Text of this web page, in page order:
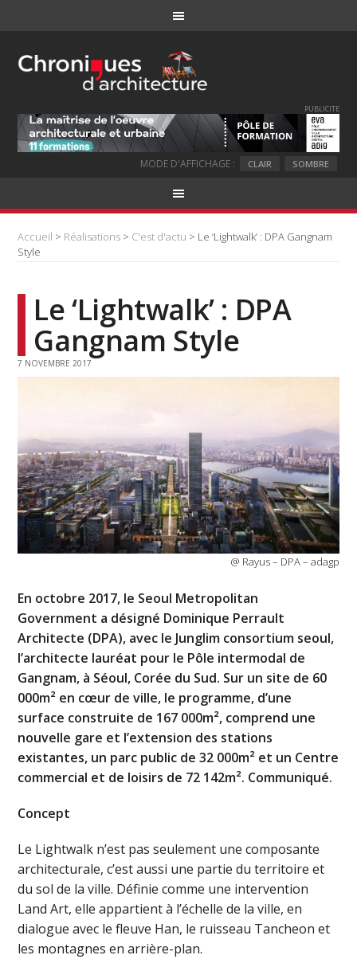
PUBLICITE
MODE D'AFFICHAGE : CLAIR SOMBRE
Accueil > Réalisations > C'est d'actu > Le ‘Lightwalk’ : DPA Gangnam
Style
Le ‘Lightwalk’ : DPA
Gangnam Style
7 NOVEMBRE 2017
@ Rayus – DPA – adagp
En octobre 2017, le Seoul Metropolitan
Government a désigné Dominique Perrault
Architecte (DPA), avec le Junglim consortium seoul,
l’architecte lauréat pour le Pôle intermodal de
Gangnam, à Séoul, Corée du Sud. Sur un site de 60
000m² en cœur de ville, le programme, d’une
surface construite de 167 000m², comprend une
nouvelle gare et l’extension des stations
existantes, un parc public de 32 000m² et un Centre
commercial et de loisirs de 72 142m². Communiqué.
Concept
Le Lightwalk n’est pas seulement une composante
architecturale, c’est aussi une partie du territoire et
du sol de la ville. Définie comme une intervention
Land Art, elle appartient à l’échelle de la ville, en
dialogue avec le fleuve Han, le ruisseau Tancheon et
les montagnes en arrière-plan.